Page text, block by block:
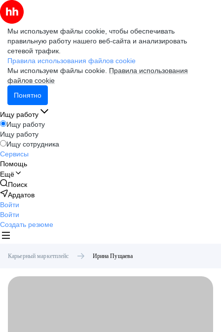
Мы используем файлы cookie, чтобы обеспечивать
правильную работу нашего веб-сайта и анализировать
сетевой трафик.
Правила использования файлов cookie
Мы используем файлы cookie. Правила использования
файлов cookie
Понятно
Ищу работу
Ищу работу
Ищу работу
Ищу сотрудника
Сервисы
Помощь
Ещё
Поиск
Ардатов
Войти
Войти
Создать резюме
Карьерный маркетплейс Ирина Пущаева